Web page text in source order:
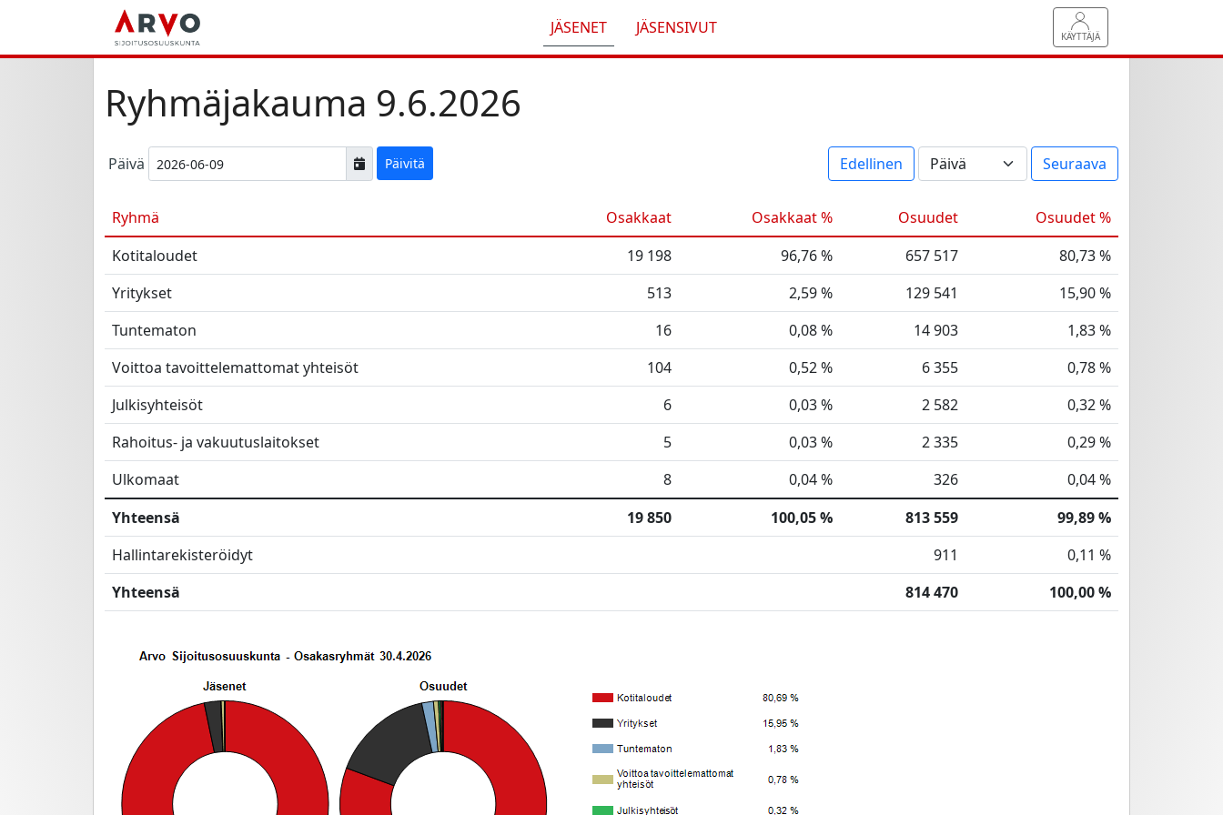
KÄYTTÄJÄ
JÄSENET JÄSENSIVUT
Ryhmäjakauma 9.6.2026
Päivä Päivitä Edellinen Seuraava
Ryhmä Osakkaat Osakkaat % Osuudet
Osuudet %
Kotitaloudet
19 198 96,76 % 657 517
80,73 %
Yritykset
513 2,59 % 129 541
15,90 %
Tuntematon
16 0,08 % 14 903
1,83 %
Voittoa tavoittelemattomat yhteisöt
104 0,52 % 6 355
0,78 %
Julkisyhteisöt
6 0,03 % 2 582
0,32 %
Rahoitus- ja vakuutuslaitokset
5 0,03 % 2 335
0,29 %
Ulkomaat
8 0,04 % 326
0,04 %
Yhteensä
19 850 100,05 % 813 559
99,89 %
Hallintarekisteröidyt
911
0,11 %
Yhteensä
814 470 100,00 %